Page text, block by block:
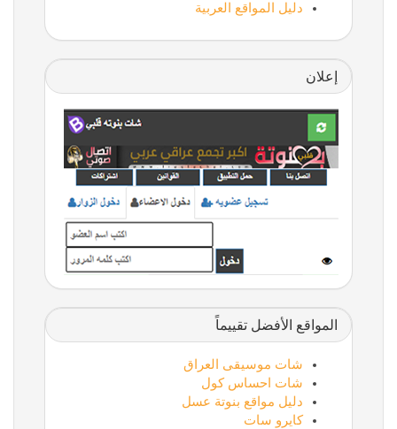
دليل المواقع العربية
إعلان
المواقع الأفضل تقييماً
شات موسيقى العراق
شات احساس كول
دليل مواقع بنوتة عسل
كايرو سات